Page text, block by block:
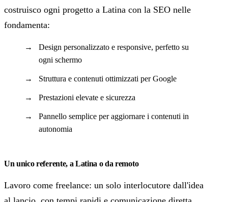
costruisco ogni progetto a Latina con la SEO nelle
fondamenta:
Design personalizzato e responsive, perfetto su
ogni schermo
Struttura e contenuti ottimizzati per Google
Prestazioni elevate e sicurezza
Pannello semplice per aggiornare i contenuti in
autonomia
Un unico referente, a Latina o da remoto
Lavoro come freelance: un solo interlocutore dall'idea